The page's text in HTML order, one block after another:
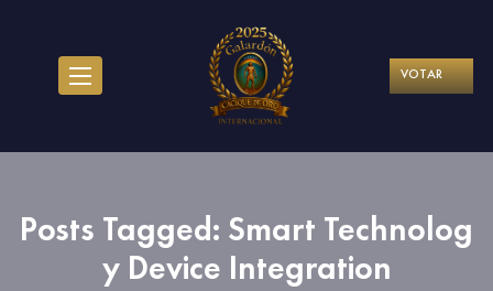
VOTAR
Posts Tagged: Smart Technolog
y Device Integration